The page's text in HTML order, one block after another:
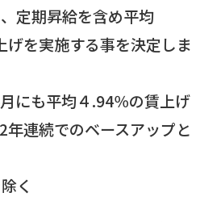
定期昇給を含め平均
げを実施する事を決定しま
にも平均４.94％の賃上げ
年連続でのベースアップと
く